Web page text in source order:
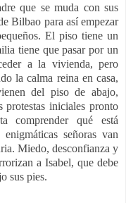
que se muda con sus
Bilbao para así empezar
El piso tiene un
tiene que pasar por un
a la vivienda, pero
la calma reina en casa,
del piso de abajo,
protestas iniciales pronto
comprender qué está
señoras van
Miedo, desconfianza y
a Isabel, que debe
sus pies.